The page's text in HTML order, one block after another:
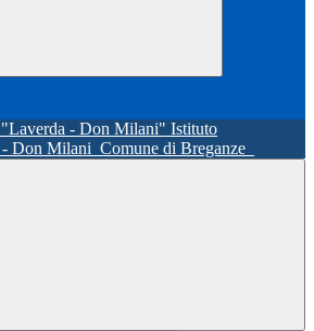
Istituto
Don Milani Comune di Breganze